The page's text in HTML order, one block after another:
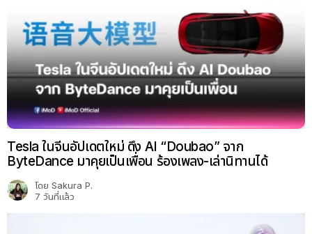
Tesla ในจีนอัปเดตใหม่ ดึง AI “Doubao” จาก
ByteDance มาคุยเป็นเพื่อน ร้องเพลง-เล่านิทานได้
โดย Sakura P.
7 วันที่แล้ว